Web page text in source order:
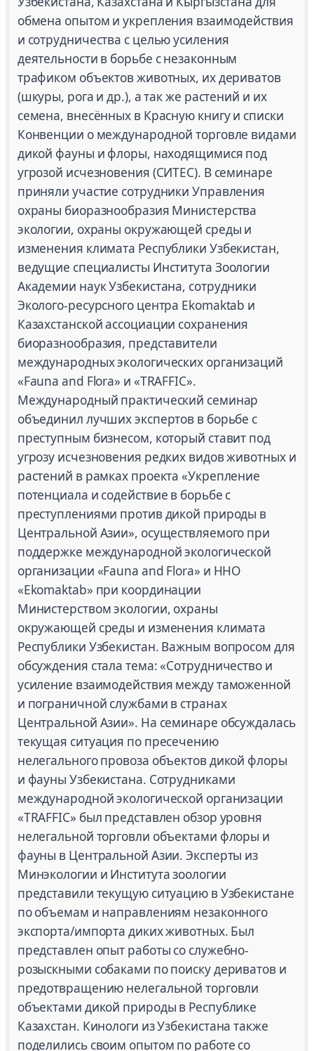
обмена опытом и укрепления взаимодействия
и сотрудничества с целью усиления
деятельности в борьбе с незаконным
трафиком объектов животных, их дериватов
(шкуры, рога и др.), а так же растений и их
семена, внесённых в Красную книгу и списки
Конвенции о международной торговле видами
дикой фауны и флоры, находящимися под
угрозой исчезновения (СИТЕС). В семинаре
приняли участие сотрудники Управления
охраны биоразнообразия Министерства
экологии, охраны окружающей среды и
изменения климата Республики Узбекистан,
ведущие специалисты Института Зоологии
Академии наук Узбекистана, сотрудники
Эколого-ресурсного центра Ekomaktab и
Казахстанской ассоциации сохранения
биоразнообразия, представители
международных экологических организаций
«Fauna and Flora» и «TRAFFIC».
Международный практический семинар
объединил лучших экспертов в борьбе с
преступным бизнесом, который ставит под
угрозу исчезновения редких видов животных и
растений в рамках проекта «Укрепление
потенциала и содействие в борьбе с
преступлениями против дикой природы в
Центральной Азии», осуществляемого при
поддержке международной экологической
организации «Fauna and Flora» и ННО
«Ekomaktab» при координации
Министерством экологии, охраны
окружающей среды и изменения климата
Республики Узбекистан. Важным вопросом для
обсуждения стала тема: «Сотрудничество и
усиление взаимодействия между таможенной
и пограничной службами в странах
Центральной Азии». На семинаре обсуждалась
текущая ситуация по пресечению
нелегального провоза объектов дикой флоры
и фауны Узбекистана. Сотрудниками
международной экологической организации
«TRAFFIC» был представлен обзор уровня
нелегальной торговли объектами флоры и
фауны в Центральной Азии. Эксперты из
Минэкологии и Института зоологии
представили текущую ситуацию в Узбекистане
по объемам и направлениям незаконного
экспорта/импорта диких животных. Был
представлен опыт работы со служебно-
розыскными собаками по поиску дериватов и
предотвращению нелегальной торговли
объектами дикой природы в Республике
Казахстан. Кинологи из Узбекистана также
поделились своим опытом по работе со